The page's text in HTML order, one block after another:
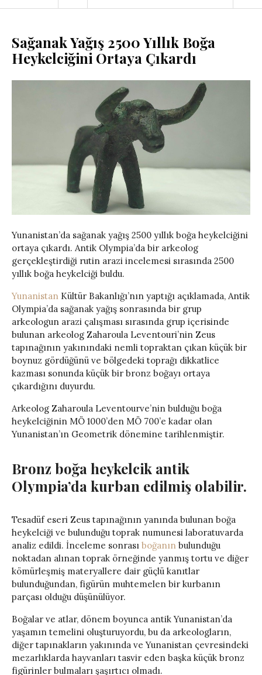
Sağanak Yağış 2500 Yıllık Boğa
Heykelciğini Ortaya Çıkardı
Yunanistan’da sağanak yağış 2500 yıllık boğa heykelciğini
ortaya çıkardı. Antik Olympia’da bir arkeolog
gerçekleştirdiği rutin arazi incelemesi sırasında 2500
yıllık boğa heykelciği buldu.
Yunanistan Kültür Bakanlığı’nın yaptığı açıklamada, Antik
Olympia’da sağanak yağış sonrasında bir grup
arkeologun arazi çalışması sırasında grup içerisinde
bulunan arkeolog Zaharoula Leventouri’nin Zeus
tapınağının yakınındaki nemli topraktan çıkan küçük bir
boynuz gördüğünü ve bölgedeki toprağı dikkatlice
kazması sonunda küçük bir bronz boğayı ortaya
çıkardığını duyurdu.
Arkeolog Zaharoula Leventourve’nin bulduğu boğa
heykelciğinin MÖ 1000’den MÖ 700’e kadar olan
Yunanistan’ın Geometrik dönemine tarihlenmiştir.
Bronz boğa heykelcik antik
Olympia’da kurban edilmiş olabilir.
Tesadüf eseri Zeus tapınağının yanında bulunan boğa
heykelciği ve bulunduğu toprak numunesi laboratuvarda
analiz edildi. İnceleme sonrası boğanın bulunduğu
noktadan alınan toprak örneğinde yanmış tortu ve diğer
kömürleşmiş materyallere dair güçlü kanıtlar
bulunduğundan, figürün muhtemelen bir kurbanın
parçası olduğu düşünülüyor.
Boğalar ve atlar, dönem boyunca antik Yunanistan’da
yaşamın temelini oluşturuyordu, bu da arkeologların,
diğer tapınakların yakınında ve Yunanistan çevresindeki
mezarlıklarda hayvanları tasvir eden başka küçük bronz
figürinler bulmaları şaşırtıcı olmadı.